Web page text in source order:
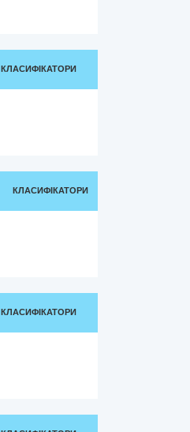
КЛАСИФІКАТОРИ
КЛАСИФІКАТОРИ
КЛАСИФІКАТОРИ